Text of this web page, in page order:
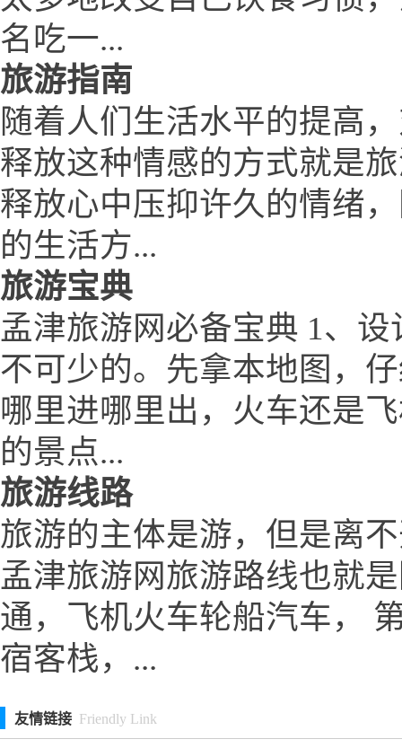
名吃一...
旅游指南
随着人们生活水平的提高
释放这种情感的方式就是
释放心中压抑许久的情绪
的生活方...
旅游宝典
孟津旅游网必备宝典 1、
不可少的。先拿本地图，
哪里进哪里出，火车还是
的景点...
旅游线路
旅游的主体是游，但是离
孟津旅游网旅游路线也就
通，飞机火车轮船汽车，
宿客栈，...
友情链接 Friendly Link